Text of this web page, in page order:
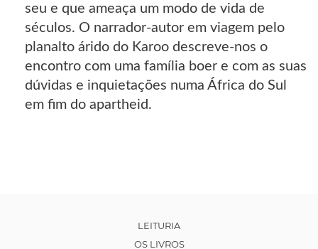
seu e que ameaça um modo de vida de
séculos. O narrador-autor em viagem pelo
planalto árido do Karoo descreve-nos o
encontro com uma família boer e com as suas
dúvidas e inquietações numa África do Sul
em fim do apartheid.
LEITURIA
OS LIVROS